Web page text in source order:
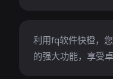
利用fq软件快橙，
的强大功能，享受